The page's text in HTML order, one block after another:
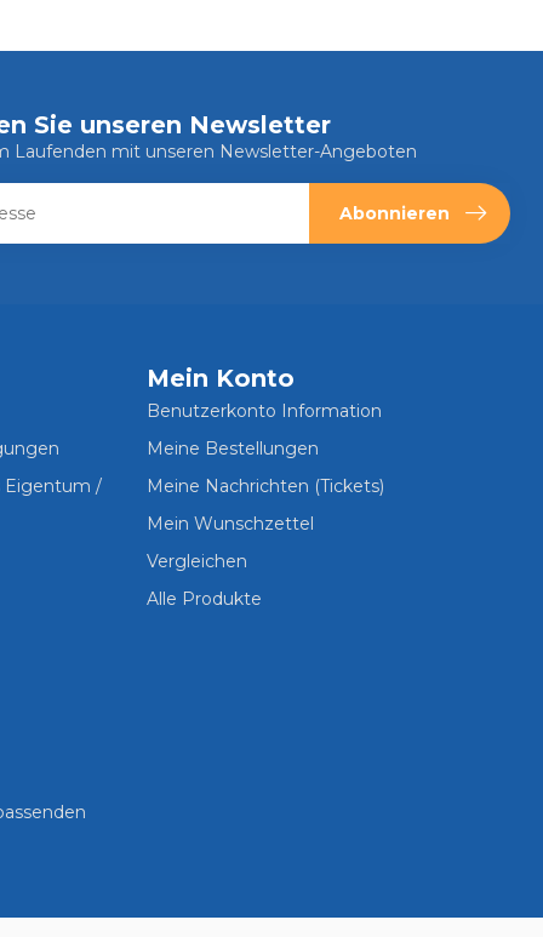
Sie unseren Newsletter
Laufenden mit unseren Newsletter-Angeboten
Abonnieren
Eigentum /
Mein Konto
Benutzerkonto Information
Meine Bestellungen
Meine Nachrichten (Tickets)
Mein Wunschzettel
Vergleichen
Alle Produkte